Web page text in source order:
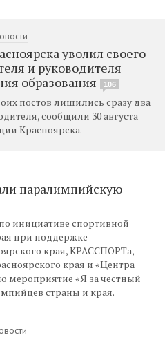
уволил своего
и руководителя
образования
106
постов лишились сразу два
сообщили 30 августа
Красноярска.
паралимпийскую
инициативе спортивной
при поддержке
края, КРАССПОРТа,
края и «Центра
мероприятие «Я за честный
страны и края.